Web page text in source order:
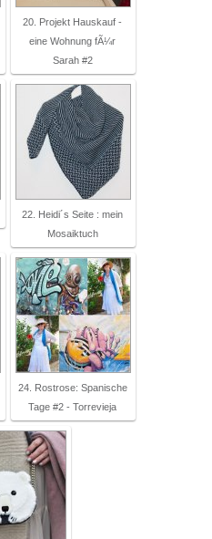
20. Projekt Hauskauf -
eine Wohnung fÃ¼r
Sarah #2
22. Heidi´s Seite : mein
Mosaiktuch
24. Rostrose: Spanische
Tage #2 - Torrevieja